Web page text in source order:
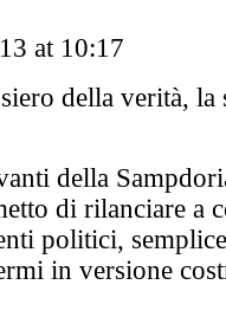
at 10:17
della verità, la
della
di rilanciare a
politici,
in versione